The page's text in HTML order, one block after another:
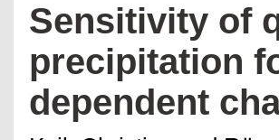
Sensitivity of
precipitation
dependent